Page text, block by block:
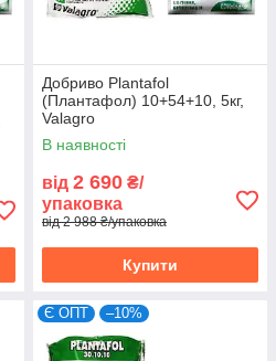
Добриво Plantafol
(Плантафол) 10+54+10, 5кг,
Valagro
В наявності
від 2 690 ₴/
упаковка
від 2 988 ₴/упаковка
Купити
Є ОПТ –10%